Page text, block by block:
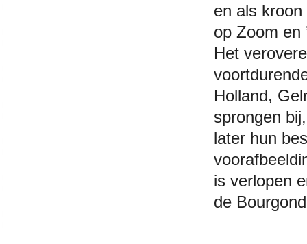
en als
op Zoom en
Het
Holland,
sprongen
later hun
is verlopen
de